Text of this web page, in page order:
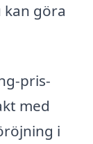
göra
pris-
med
i